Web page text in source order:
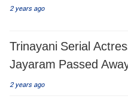
2 years ago
Trinayani Serial
Jayaram Passed
2 years ago